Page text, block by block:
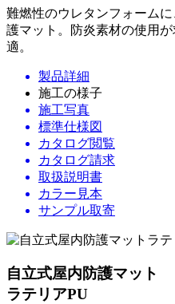
難燃性のウレタンフォーム
護マット。防炎素材の使用
適。
製品詳細
施工の様子
施工写真
標準仕様図
カタログ閲覧
カタログ請求
取扱説明書
カラー見本
サンプル取寄
自立式屋内防護マット
ラテリアPU